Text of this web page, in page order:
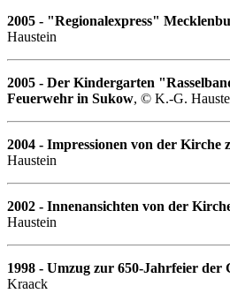
2005 - "Regionalexpress"
Haustein
2005 - Der Kindergarten
Feuerwehr in Sukow, © K.-G.
2004 - Impressionen von der Kirche
Haustein
2002 - Innenansichten von der
Haustein
1998 - Umzug zur 650-Jahrfeier der
Kraack